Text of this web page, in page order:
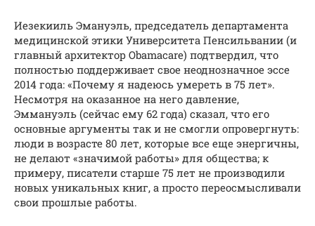
Иезекииль Эмануэль, председатель департамента
медицинской этики Университета Пенсильвании (и
главный архитектор Obamacare) подтвердил, что
полностью поддерживает свое неоднозначное эссе
2014 года: «Почему я надеюсь умереть в 75 лет».
Несмотря на оказанное на него давление,
Эммануэль (сейчас ему 62 года) сказал, что его
основные аргументы так и не смогли опровергнуть:
люди в возрасте 80 лет, которые все еще энергичны,
не делают «значимой работы» для общества; к
примеру, писатели старше 75 лет не производили
новых уникальных книг, а просто переосмысливали
свои прошлые работы.